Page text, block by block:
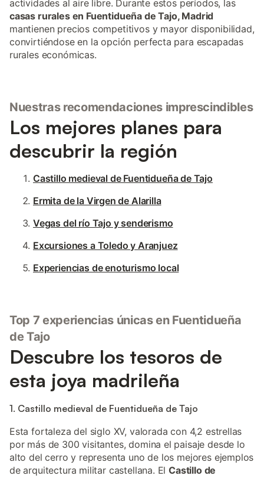
actividades al aire libre. Durante estos períodos, las
casas rurales en Fuentidueña de Tajo, Madrid
mantienen precios competitivos y mayor disponibilidad,
convirtiéndose en la opción perfecta para escapadas
rurales económicas.
Nuestras recomendaciones imprescindibles
Los mejores planes para
descubrir la región
Castillo medieval de Fuentidueña de Tajo
Ermita de la Virgen de Alarilla
Vegas del río Tajo y senderismo
Excursiones a Toledo y Aranjuez
Experiencias de enoturismo local
Top 7 experiencias únicas en Fuentidueña
de Tajo
Descubre los tesoros de
esta joya madrileña
1. Castillo medieval de Fuentidueña de Tajo
Esta fortaleza del siglo XV, valorada con 4,2 estrellas
por más de 300 visitantes, domina el paisaje desde lo
alto del cerro y representa uno de los mejores ejemplos
de arquitectura militar castellana. ElCastillo de